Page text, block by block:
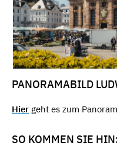
PANORAMABILD
Hier geht es zum
SO KOMMEN SIE HIN: